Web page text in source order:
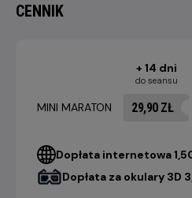
CENNIK
+ 14 dni
do seansu
MINI MARATON 29,90 ZŁ
Dopłata internetowa
Dopłata za okulary 3D